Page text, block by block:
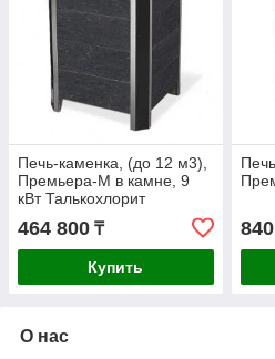
Печь-каменка, (до 12 м3),
Премьера-М в камне, 9
кВт Талькохлорит
464 800 ₸
Купить
О нас